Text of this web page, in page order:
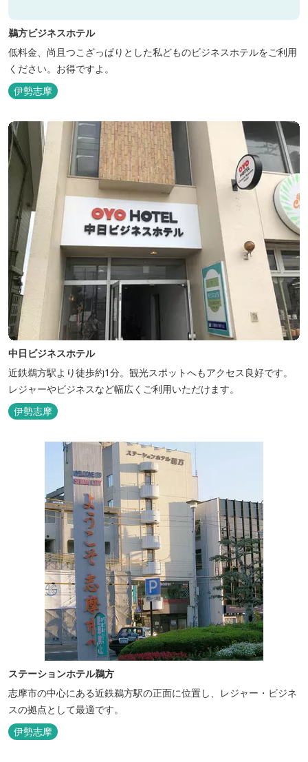
鵜方ビジネスホテル
低料金、尚且つこざっぱりとした私どものビジネスホテルをご利用
ください。お得ですよ。
伊勢志摩
中日ビジネスホテル
近鉄鵜方駅より徒歩約1分。観光スポットへもアクセス良好です。
レジャーやビジネスなど幅広くご利用いただけます。
伊勢志摩
ステーションホテル鵜方
志摩市の中心にある近鉄鵜方駅の正面に位置し、レジャー・ビジネ
スの拠点として最適です。
伊勢志摩